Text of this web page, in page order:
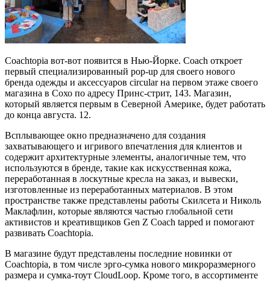
Coachtopia вот-вот появится в Нью-Йорке. Coach откроет
первый специализированный pop-up для своего нового
бренда одежды и аксессуаров circular на первом этаже своего
магазина в Сохо по адресу Принс-стрит, 143. Магазин,
который является первым в Северной Америке, будет работать
до конца августа. 12.
Всплывающее окно предназначено для создания
захватывающего и игривого впечатления для клиентов и
содержит архитектурные элементы, аналогичные тем, что
используются в бренде, такие как искусственная кожа,
переработанная в лоскутные кресла на заказ, и вывески,
изготовленные из переработанных материалов. В этом
пространстве также представлены работы Скилсета и Николь
Маклафлин, которые являются частью глобальной сети
активистов и креативщиков Gen Z Coach tapped и помогают
развивать Coachtopia.
В магазине будут представлены последние новинки от
Coachtopia, в том числе эрго-сумка нового микроразмерного
размера и сумка-тоут CloudLoop. Кроме того, в ассортименте